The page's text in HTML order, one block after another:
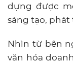
dựng được
sáng tạo, phát
Nhìn từ bên
văn hóa